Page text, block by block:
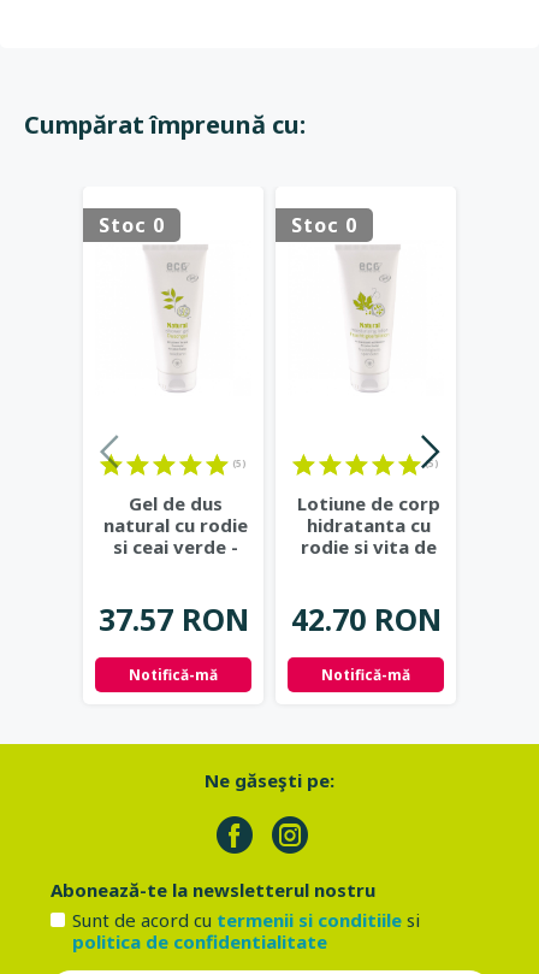
Cumpărat împreună cu:
Stoc 0
(5)
Gel de dus
natural cu rodie
si ceai verde -
37.57 RON
Notifică-mă
Stoc 0
(5)
Lotiune de corp
hidratanta cu
rodie si vita de
42.70 RON
Notifică-mă
Ne găseşti pe:
Abonează-te la newsletterul nostru
Sunt de acord cu termenii si conditiilesi
politica de confidentialitate